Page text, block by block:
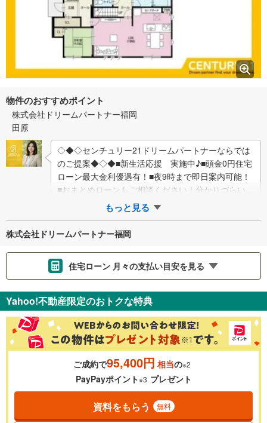
物件のおすすめポイント
株式会社ドリームパートナー福岡
田原
◇◆◇センチュリー21ドリームパートナーならでは
のご提案◆◇◆■新生活応援 実施中♪■頭金0円住宅
ローン最大金利優遇有！■夜9時まで即日案内可能！
■おまとめローンもご相談ください！分かりづらい不
動産のご購入をお客様が安心して進めら…
もっと見る
株式会社ドリームパートナー福岡
住宅ローン 月々の支払い目安を見る
金利 ％
0.01%
Yahoo!不動産限定のおトクな特典
ご成約で95,400円 相当の※2
PayPayポイント※3 プレゼント
資料をもらう 無料